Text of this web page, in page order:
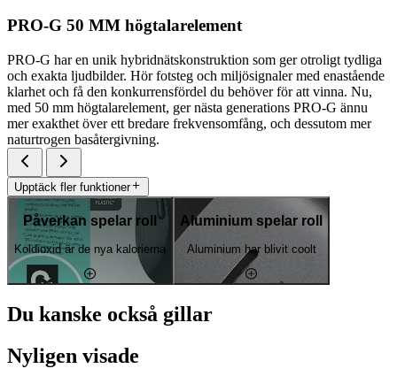
PRO-G 50 MM högtalarelement
PRO-G har en unik hybridnätskonstruktion som ger otroligt tydliga
och exakta ljudbilder. Hör fotsteg och miljösignaler med enastående
klarhet och få den konkurrensfördel du behöver för att vinna. Nu,
med 50 mm högtalarelement, ger nästa generations PRO-G ännu
mer exakthet över ett bredare frekvensomfång, och dessutom mer
naturtrogen basåtergivning.
Upptäck fler funktioner
Påverkan spelar roll
Koldioxid är de nya kalorierna
Aluminium spelar roll
Aluminium har blivit coolt
Du kanske också gillar
Nyligen visade